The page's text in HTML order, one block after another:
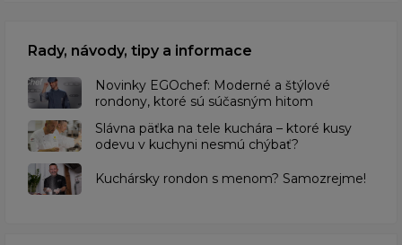
Rady, návody, tipy a informace
Novinky EGOchef: Moderné a štýlové
rondony, ktoré sú súčasným hitom
Slávna päťka na tele kuchára – ktoré kusy
odevu v kuchyni nesmú chýbať?
Kuchársky rondon s menom? Samozrejme!